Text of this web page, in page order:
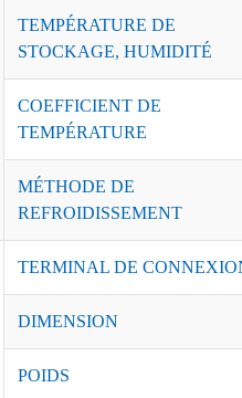
TEMPÉRATURE DE
STOCKAGE, HUMIDITÉ
COEFFICIENT DE
TEMPÉRATURE
MÉTHODE DE
REFROIDISSEMENT
TERMINAL DE
DIMENSION
POIDS